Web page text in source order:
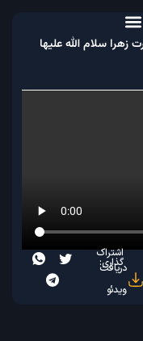
سلام الله علیها
دریافت
ویدئو
اشتراک
گذاری: